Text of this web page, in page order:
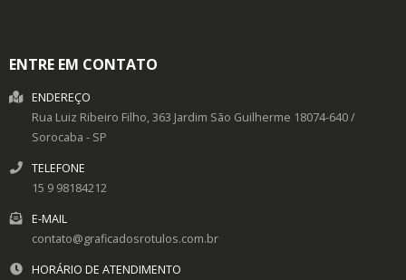
ENTRE EM CONTATO
ENDEREÇO
Rua Luiz Ribeiro Filho, 363 Jardim São Guilherme 18074-640/
Sorocaba - SP
TELEFONE
15 9 98184212
E-MAIL
contato@graficadosrotulos.com.br
HORÁRIO DE ATENDIMENTO